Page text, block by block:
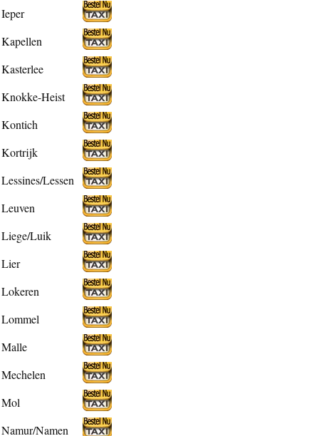
Ieper
Kapellen
Kasterlee
Knokke-Heist
Kontich
Kortrijk
Lessines/Lessen
Leuven
Liege/Luik
Lier
Lokeren
Lommel
Malle
Mechelen
Mol
Namur/Namen